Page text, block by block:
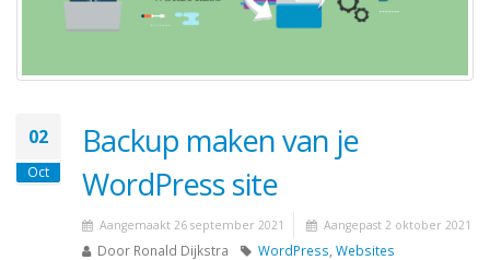
02
Oct
Backup maken van je
WordPress site
Aangemaakt 26 september 2021 Aangepast 2 oktober 2021
Door Ronald Dijkstra WordPress Websites